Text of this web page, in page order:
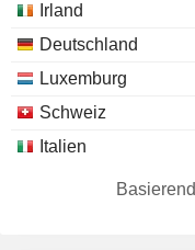
Irland
Deutschland
Luxemburg
Schweiz
Italien